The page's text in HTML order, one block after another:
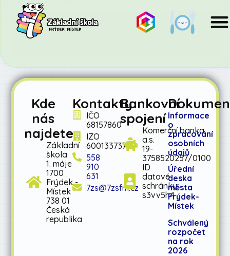
Kde
nás
najdete
Základní
škola
1. máje
1700
Frýdek -
Místek
738 01
Česká
republika
Kontakty
IČO
68157860
IZO
600133737
558
910
631
7zs@7zsfm.cz
Bankovní
spojení
Komerční banka
a.s.
19-
3758520257/0100
ID
datové
schránky:
s3vv5h4
Informace
o
zpracování
osobních
údajů
Úřední
deska
města
Frýdek-
Místek
Schválený
rozpočet
na rok
2026